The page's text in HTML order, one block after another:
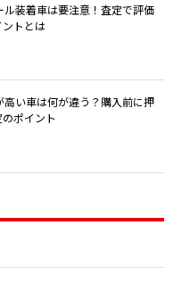
ル装着車は要注意！査定で評価
トとは
高い車は何が違う？購入前に押
ポイント